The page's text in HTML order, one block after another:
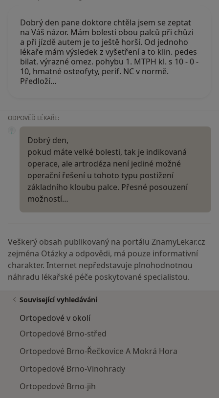
Dobrý den pane doktore chtěla jsem se zeptat
na Váš názor. Mám bolesti obou palců při chůzi
a při jízdě autem je to ještě horší. Od jednoho
lékaře mám výsledek z vyšetření a to klin. pedes
bilat. výrazné omez. pohybu 1. MTPH kl. s 10 - 0 -
10, hmatné osteofyty, perif. NC v normě.
Předloží…
ODPOVĚĎ LÉKAŘE:
Dobrý den,
pokud máte velké bolesti, tak je indikovaná
operace, ale artrodéza není jediné možné
operační řešení u tohoto typu postižení
základního kloubu palce. Přesné posouzení
možností…
Veškerý obsah publikovaný na portálu ZnamyLekar.cz
zejména Otázky a odpovědi, má pouze informativní
charakter. Internet nepředstavuje plnohodnotnou
náhradu lékařské péče poskytované specialistou.
Související vyhledávání
Ortopedové v okolí
Ortopedové Brno-střed
Ortopedové Brno-Řečkovice A Mokrá Hora
Ortopedové Brno-Vinohrady
Ortopedové Brno-jih